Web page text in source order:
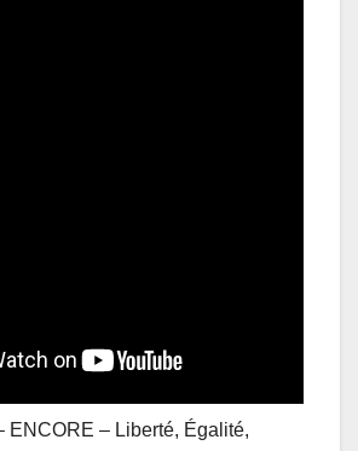
ENCORE – Liberté, Égalité,